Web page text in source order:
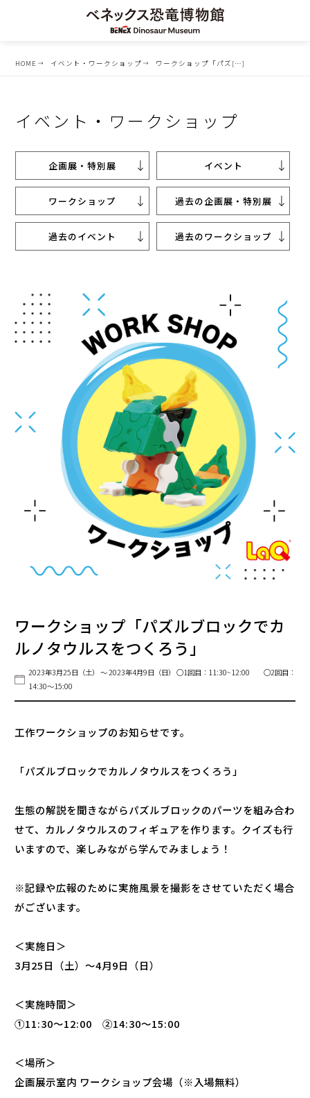
HOME イベント・ワークショップ ワークショップ「パズ[…]
イベント・ワークショップ
企画展・特別展 イベント
ワークショップ 過去の企画展・特別展
過去のイベント 過去のワークショップ
ワークショップ「パズルブロックでカ
ルノタウルスをつくろう」
2023年3月25日（土） ～ 2023年4月9日（日） ○1回目：11:30~12:00 ○2回目：
14:30〜15:00
工作ワークショップのお知らせです。
「パズルブロックでカルノタウルスをつくろう」
生態の解説を聞きながらパズルブロックのパーツを組み合わ
せて、カルノタウルスのフィギュアを作ります。クイズも行
いますので、楽しみながら学んでみましょう！
※記録や広報のために実施風景を撮影をさせていただく場合
がございます。
＜実施日＞
3月25日（土）～4月9日（日）
＜実施時間＞
①11:30～12:00 ②14:30～15:00
＜場所＞
企画展示室内 ワークショップ会場（※入場無料）